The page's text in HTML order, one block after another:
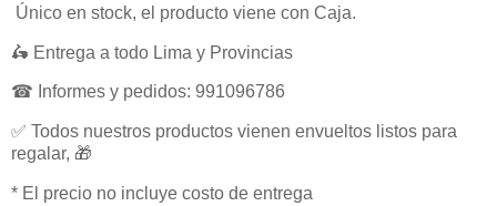
Único en stock, el producto viene con Caja.
🛵 Entrega a todo Lima y Provincias
☎ Informes y pedidos: 991096786
✅ Todos nuestros productos vienen envueltos listos para
regalar, 🎁
* El precio no incluye costo de entrega